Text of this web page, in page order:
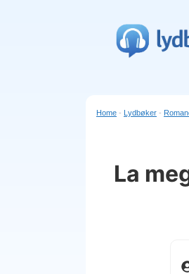
Home - Lydbøker -
La